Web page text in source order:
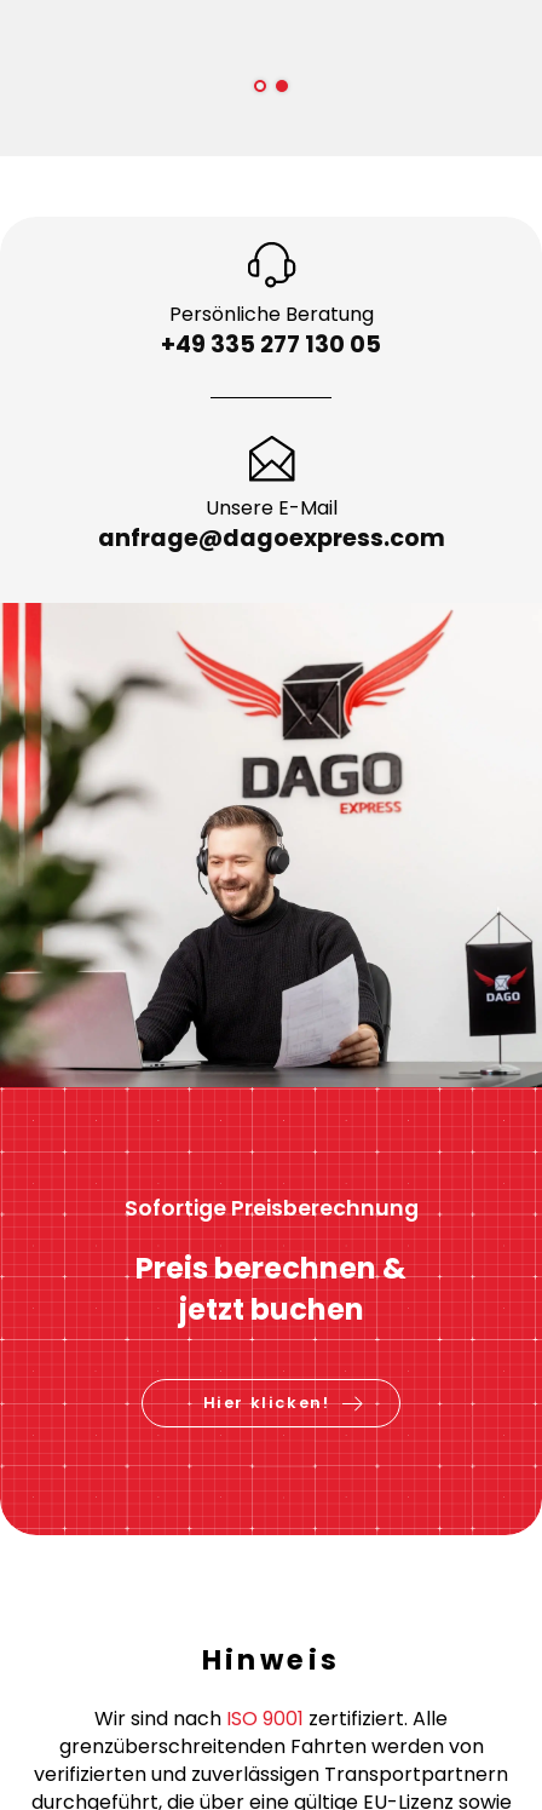
+49 335 277 130 05
anfrage@dagoexpress.com
Sofortige Preisberechnung
Preis berechnen &
jetzt buchen
Hinweis